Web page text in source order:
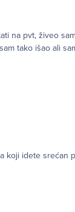
na pvt, živeo
tako išao ali